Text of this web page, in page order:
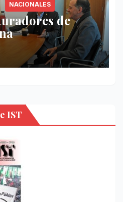
NACIONALES
de
IST